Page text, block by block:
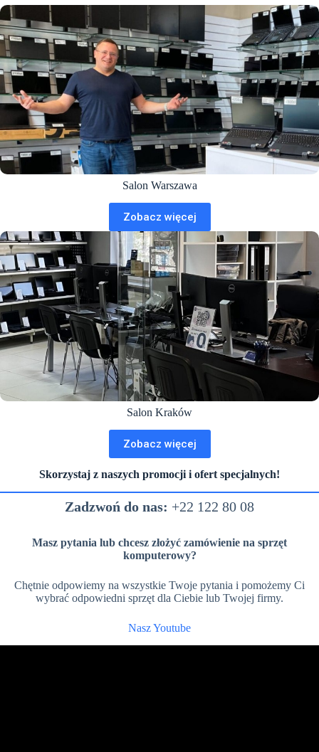
Salon Warszawa
Zobacz więcej
Salon Kraków
Zobacz więcej
Skorzystaj z naszych promocji i ofert specjalnych!
Zadzwoń do nas: +22 122 80 08
Masz pytania lub chcesz złożyć zamówienie na sprzęt
komputerowy?
Chętnie odpowiemy na wszystkie Twoje pytania i pomożemy Ci
wybrać odpowiedni sprzęt dla Ciebie lub Twojej firmy.
Nasz Youtube